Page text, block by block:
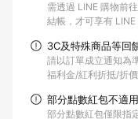
需透過 LINE 購物前
結帳，才可享有
3C及特殊商品等回
請以訂單成立通知為
福利金/紅利折抵/折
部分點數紅包不適
部分點數紅包僅限指